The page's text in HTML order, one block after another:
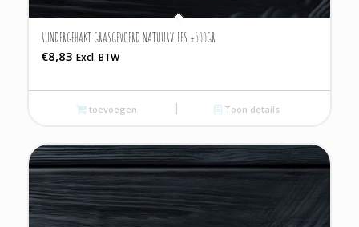
RUNDERGEHAKT GRASGEVOERD NATUURVLEES ±500GR
€8,83 Excl. BTW
toevoegen Toon details